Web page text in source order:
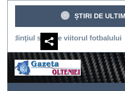
Sari
conținut
ȘTIRI DE
susţine viitorul fotbalului